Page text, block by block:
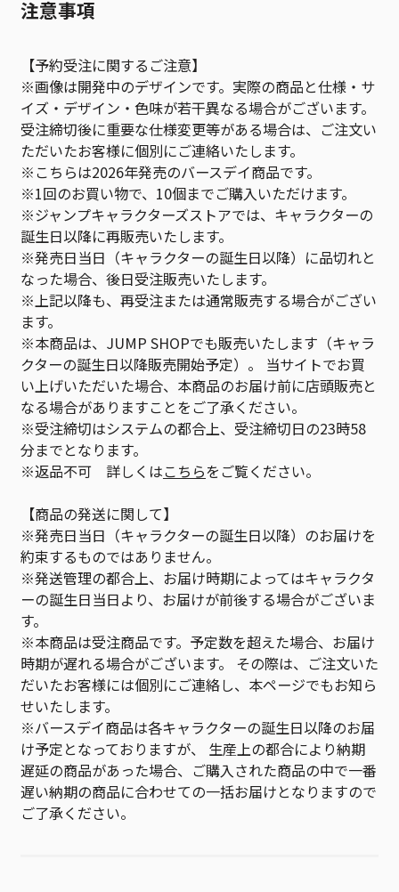
注意事項
【予約受注に関するご注意】
※画像は開発中のデザインです。実際の商品と仕様・サ
イズ・デザイン・色味が若干異なる場合がございます。
受注締切後に重要な仕様変更等がある場合は、ご注文い
ただいたお客様に個別にご連絡いたします。
※こちらは2026年発売のバースデイ商品です。
※1回のお買い物で、10個までご購入いただけます。
※ジャンプキャラクターズストアでは、キャラクターの
誕生日以降に再販売いたします。
※発売日当日（キャラクターの誕生日以降）に品切れと
なった場合、後日受注販売いたします。
※上記以降も、再受注または通常販売する場合がござい
ます。
※本商品は、JUMP SHOPでも販売いたします（キャラ
クターの誕生日以降販売開始予定）。 当サイトでお買
い上げいただいた場合、本商品のお届け前に店頭販売と
なる場合がありますことをご了承ください。
※受注締切はシステムの都合上、受注締切日の23時58
分までとなります。
※返品不可 詳しくはこちらをご覧ください。
【商品の発送に関して】
※発売日当日（キャラクターの誕生日以降）のお届けを
約束するものではありません。
※発送管理の都合上、お届け時期によってはキャラクタ
ーの誕生日当日より、お届けが前後する場合がございま
す。
※本商品は受注商品です。予定数を超えた場合、お届け
時期が遅れる場合がございます。 その際は、ご注文いた
だいたお客様には個別にご連絡し、本ページでもお知ら
せいたします。
※バースデイ商品は各キャラクターの誕生日以降のお届
け予定となっておりますが、 生産上の都合により納期
遅延の商品があった場合、ご購入された商品の中で一番
遅い納期の商品に合わせての一括お届けとなりますので
ご了承ください。